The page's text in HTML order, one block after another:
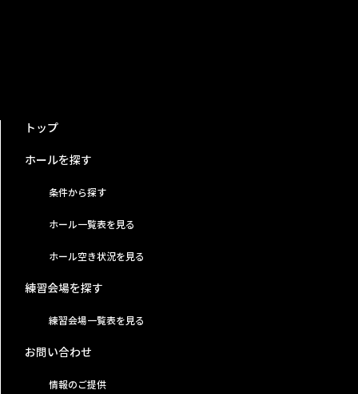
トップ
ホールを探す
条件から探す
ホール一覧表を見る
ホール空き状況を見る
練習会場を探す
練習会場一覧表を見る
お問い合わせ
情報のご提供